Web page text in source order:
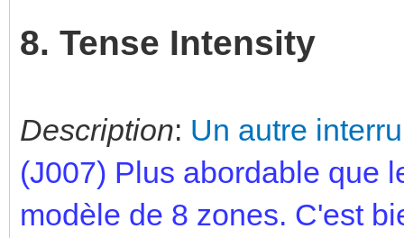
8. Tense Intensity
Description: Un autre
(J007) Plus abordable que
modèle de 8 zones. C'est